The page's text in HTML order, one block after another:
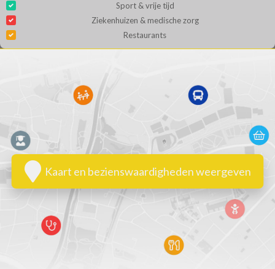
Sport & vrije tijd
Ziekenhuizen & medische zorg
Restaurants
Kaart en bezienswaardigheden weergeven